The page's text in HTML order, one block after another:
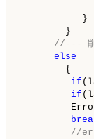
}
}
//--- 削
else
{
if
if
Error
//